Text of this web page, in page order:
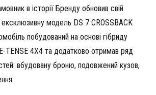
в історії Бренду обновив свій
модель DS 7 CROSSBACK
побудований на основі гібриду
TENSE 4X4 та додатково отримав ряд
вбудовану броню, подовжений кузов,